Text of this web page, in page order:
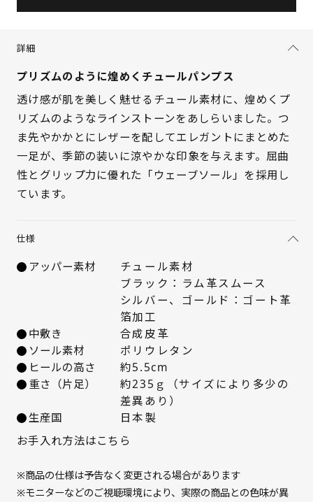
サイズを選択してください
× 在庫なし
× 在庫なし
23.5cm × 在庫なし
24cm 入荷お知らせ
詳細
プリズムのように煌めくチュールパンプス
透け感が肌を美しく魅せるチュール素材に、煌めくプ
リズムのようなラインストーンをあしらいました。つ
ま先やかかとにレザーを配してエレガントにまとめた
一足が、季節の装いに涼やかな印象を与えます。屈曲
性とグリップ力に優れた「ウェーブソール」を採用し
ています。
仕様
アッパー素材
チュール素材
ブラック：ラム革スムース
シルバー、ゴールド：ゴート革
箔加工
中敷き
合成皮革
ソール素材
ポリウレタン
ヒールの高さ
約5.5cm
重さ（片足）
約235ｇ（サイズにより多少の
差異あり）
生産国
日本製
お手入れ方法はこちら
※商品の仕様は予告なく変更される場合があります
※モニターなどのご視聴環境により、実際の商品との色味が異